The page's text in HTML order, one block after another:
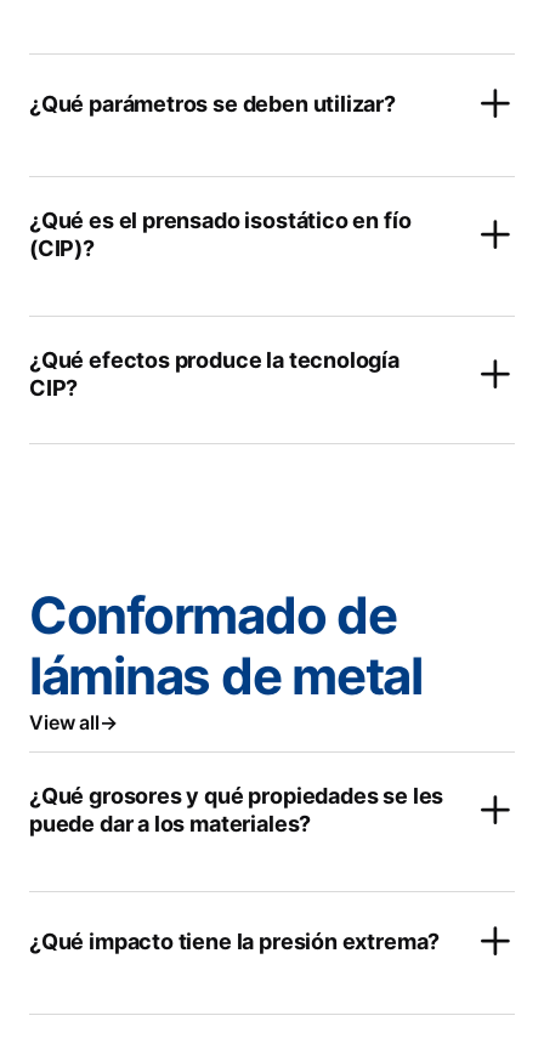
¿Qué parámetros se deben utilizar?
¿Qué es el prensado isostático en fío
(CIP)?
¿Qué efectos produce la tecnología
CIP?
Conformado de
láminas de metal
View all
¿Qué grosores y qué propiedades se les
puede dar a los materiales?
¿Qué impacto tiene la presión extrema?